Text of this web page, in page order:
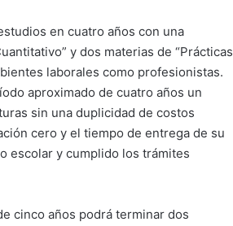
en cuatro años con una
y dos materias de “Prácticas
laborales como profesionistas.
aproximado de cuatro años un
sin una duplicidad de costos
cero y el tiempo de entrega de su
escolar y cumplido los trámites
cinco años podrá terminar dos